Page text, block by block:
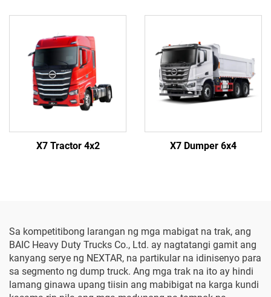
X7 Tractor 4x2 X7 Dumper 6x4
Sa kompetitibong larangan ng mga mabigat na trak, ang
BAIC Heavy Duty Trucks Co., Ltd. ay nagtatangi gamit ang
kanyang serye ng NEXTAR, na partikular na idinisenyo para
sa segmento ng dump truck. Ang mga trak na ito ay hindi
lamang ginawa upang tiisin ang mabibigat na karga kundi